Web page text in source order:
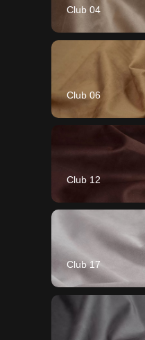
Club 04
Club 06
Club 12
Club 17